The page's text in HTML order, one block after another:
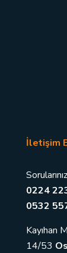
İletişim
0224
0532
Kayıhan
14/53